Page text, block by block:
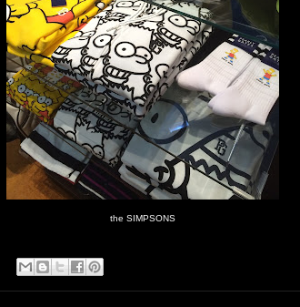
the SIMPSONS